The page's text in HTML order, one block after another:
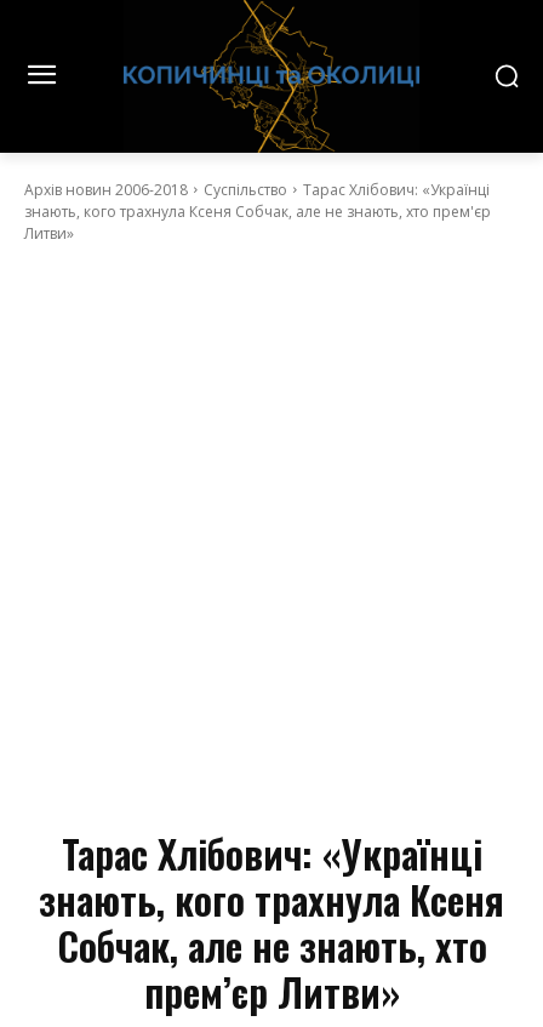
Архів новин 2006-2018 Суспільство
Тарас Хлібович: «Українці
знають, кого трахнула Ксеня Собчак, але не знають, хто прем'єр
Литви»
Тарас Хлібович: «Українці
знають, кого трахнула Ксеня
Собчак, але не знають, хто
прем’єр Литви»